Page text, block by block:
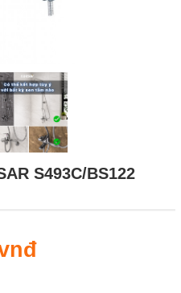
S493C/BS122